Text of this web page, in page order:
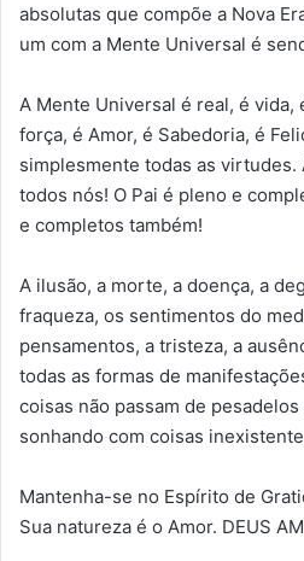
absolutas que compõe a Nova
um com a Mente Universal é
A Mente Universal é real, é vida,
força, é Amor, é Sabedoria, é
simplesmente todas as virtudes.
todos nós! O Pai é pleno e
e completos também!
A ilusão, a morte, a doença, a
fraqueza, os sentimentos do
pensamentos, a tristeza, a
todas as formas de
coisas não passam de
sonhando com coisas
Mantenha-se no Espírito de
Sua natureza é o Amor. DEUS